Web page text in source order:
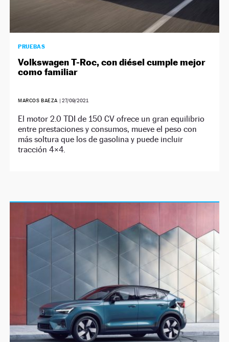
PRUEBAS
Volkswagen T-Roc, con diésel cumple mejor
como familiar
MARCOS BAEZA | 27/09/2021
El motor 2.0 TDI de 150 CV ofrece un gran equilibrio
entre prestaciones y consumos, mueve el peso con
más soltura que los de gasolina y puede incluir
tracción 4×4.